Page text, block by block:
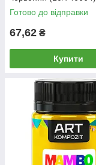
Готово до відправки
67,62 ₴
Купити